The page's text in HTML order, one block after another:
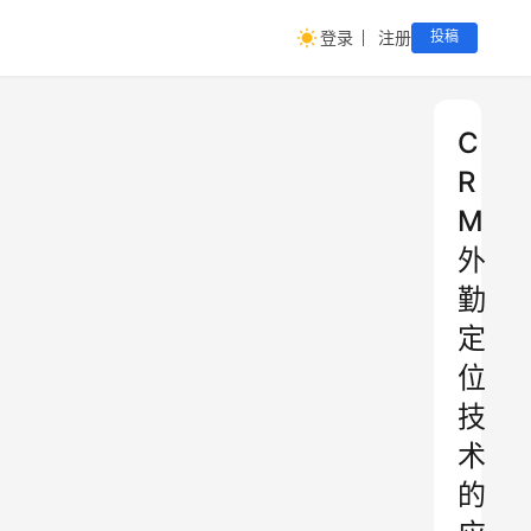
登录 注册 投稿
C
R
M
外
勤
定
位
技
术
的